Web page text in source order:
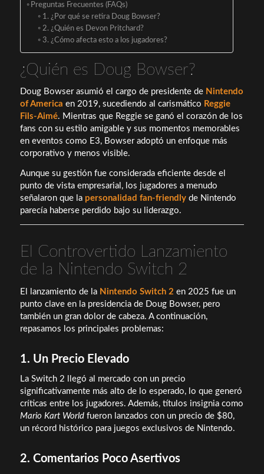
Preguntas Frecuentes (FAQs)
1. ¿Por qué se retira Doug Bowser?
2. ¿Quién es Devon Pritchard?
3. ¿Cómo afecta esto a los jugadores?
¿Quién es Doug Bowser?
Doug Bowser asumió el cargo de presidente de Nintendo
of America en 2019, sucediendo al carismático Reggie
Fils-Aimé. Mientras que Reggie se ganó el corazón de los
fans con su estilo amigable y sus momentos memorables
en eventos como E3, Bowser adoptó un enfoque más
corporativo y menos visible.
Aunque su gestión fue considerada eficiente desde el
punto de vista empresarial, los jugadores a menudo
señalaron que la personalidad fan-friendlyde Nintendo
parecía haberse perdido bajo su liderazgo.
El Controvertido Lanzamiento
de la Nintendo Switch 2
El lanzamiento de la Nintendo Switch 2 en 2025 fue un
punto clave en la presidencia de Doug Bowser, pero
también un gran dolor de cabeza. A continuación,
repasamos los principales problemas:
1. Un Precio Elevado
La Switch 2 llegó al mercado con un precio
significativamente más alto de lo esperado, lo que generó
críticas entre los jugadores. Además, títulos insignia como
Mario Kart Worldfueron lanzados con un precio de $80,
un récord histórico para juegos exclusivos de Nintendo.
2. Comentarios Poco Asertivos